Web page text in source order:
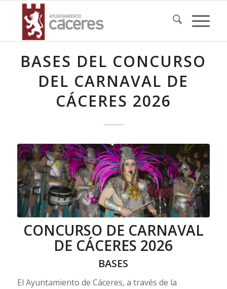
BASES DEL CONCURSO
DEL CARNAVAL DE
CÁCERES 2026
CONCURSO DE CARNAVAL
DE CÁCERES 2026
BASES
El Ayuntamiento de Cáceres, a través de la